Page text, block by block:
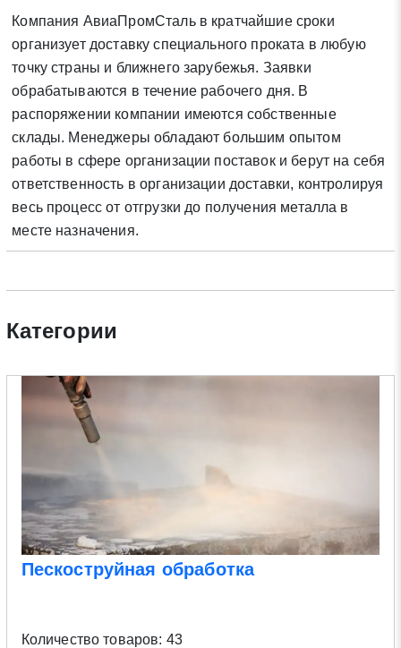
Компания АвиаПромСталь в кратчайшие сроки
организует доставку специального проката в любую
точку страны и ближнего зарубежья. Заявки
обрабатываются в течение рабочего дня. В
распоряжении компании имеются собственные
склады. Менеджеры обладают большим опытом
работы в сфере организации поставок и берут на себя
ответственность в организации доставки, контролируя
весь процесс от отгрузки до получения металла в
месте назначения.
Категории
Пескоструйная обработка
Количество товаров: 43
Отправить заявку
Нажимая на кнопку «Отправить заявку» Вы даете согласие
на обработку своих персональных данных в соответствии со
статьей 9 Федерального закона от 27 июля 2006 г. N 152-ФЗ
«О персональных данных», а также соглашаетесь на
информационную рассылку по средством e-mail или СМС